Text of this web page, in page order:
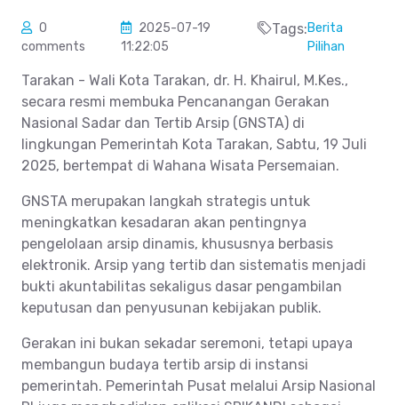
0
comments
2025-07-19
11:22:05
Tags:Berita
Pilihan
Tarakan - Wali Kota Tarakan, dr. H. Khairul, M.Kes.,
secara resmi membuka Pencanangan Gerakan
Nasional Sadar dan Tertib Arsip (GNSTA) di
lingkungan Pemerintah Kota Tarakan, Sabtu, 19 Juli
2025, bertempat di Wahana Wisata Persemaian.
GNSTA merupakan langkah strategis untuk
meningkatkan kesadaran akan pentingnya
pengelolaan arsip dinamis, khususnya berbasis
elektronik. Arsip yang tertib dan sistematis menjadi
bukti akuntabilitas sekaligus dasar pengambilan
keputusan dan penyusunan kebijakan publik.
Gerakan ini bukan sekadar seremoni, tetapi upaya
membangun budaya tertib arsip di instansi
pemerintah. Pemerintah Pusat melalui Arsip Nasional